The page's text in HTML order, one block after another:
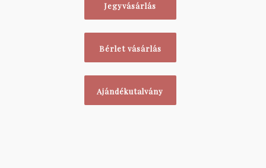
Jegyvásárlás
Bérlet vásárlás
Ajándékutalvány